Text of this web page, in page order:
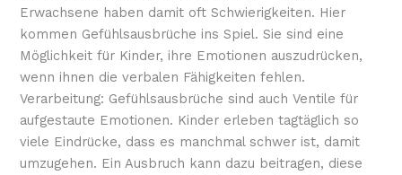
Erwachsene haben damit oft Schwierigkeiten. Hier
kommen Gefühlsausbrüche ins Spiel. Sie sind eine
Möglichkeit für Kinder, ihre Emotionen auszudrücken,
wenn ihnen die verbalen Fähigkeiten fehlen.
Verarbeitung: Gefühlsausbrüche sind auch Ventile für
aufgestaute Emotionen. Kinder erleben tagtäglich so
viele Eindrücke, dass es manchmal schwer ist, damit
umzugehen. Ein Ausbruch kann dazu beitragen, diese